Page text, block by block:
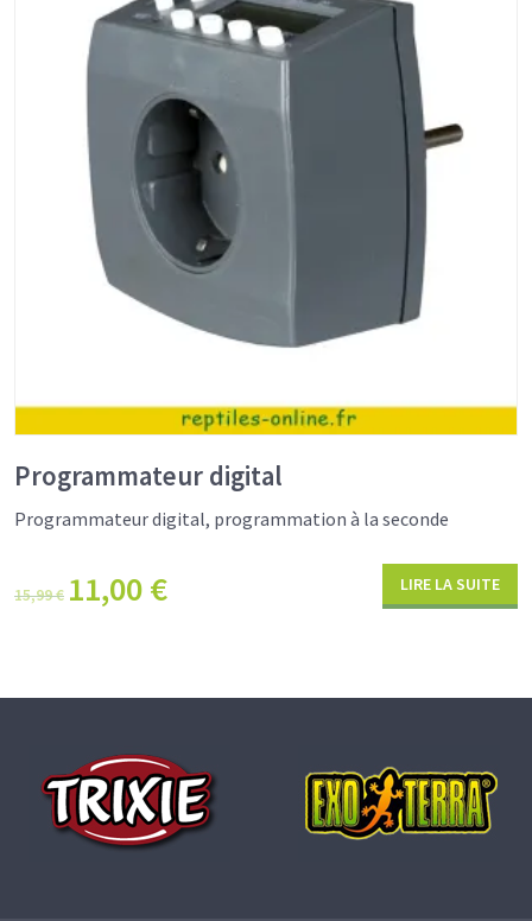
Programmateur digital
Programmateur digital, programmation à la seconde
15,99€ 11,00€ LIRE LA SUITE